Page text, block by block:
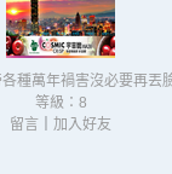
種萬年禍害沒必要再丟
等級：8
留言
加入好友